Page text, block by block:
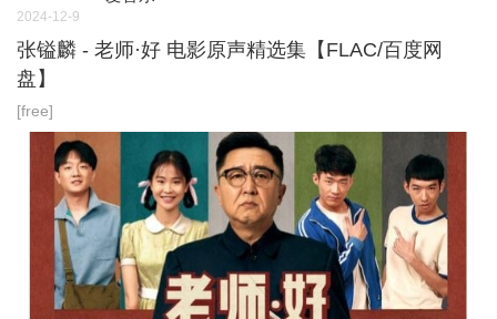
2024-12-9
张镒麟 - 老师·好 电影原声精选集【FLAC/百度网
盘】
[free]